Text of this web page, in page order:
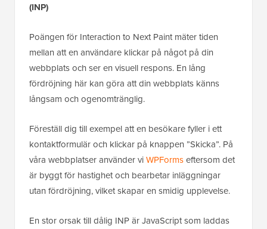
(INP)
Poängen för Interaction to Next Paint mäter tiden
mellan att en användare klickar på något på din
webbplats och ser en visuell respons. En lång
fördröjning här kan göra att din webbplats känns
långsam och ogenomtränglig.
Föreställ dig till exempel att en besökare fyller i ett
kontaktformulär och klickar på knappen ”Skicka”. På
våra webbplatser använder viWPFormseftersom det
är byggt för hastighet och bearbetar inläggningar
utan fördröjning, vilket skapar en smidig upplevelse.
En stor orsak till dålig INP är JavaScript som laddas